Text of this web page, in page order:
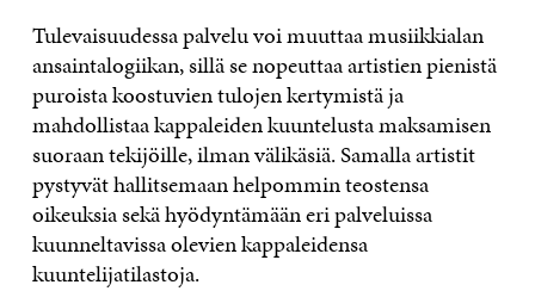
Tulevaisuudessa palvelu voi muuttaa musiikkialan
ansaintalogiikan, sillä se nopeuttaa artistien pienistä
puroista koostuvien tulojen kertymistä ja
mahdollistaa kappaleiden kuuntelusta maksamisen
suoraan tekijöille, ilman välikäsiä. Samalla artistit
pystyvät hallitsemaan helpommin teostensa
oikeuksia sekä hyödyntämään eri palveluissa
kuunneltavissa olevien kappaleidensa
kuuntelijatilastoja.